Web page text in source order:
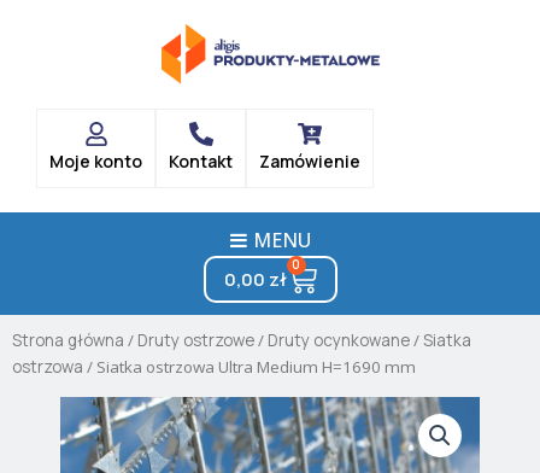
Moje konto Kontakt Zamówienie
MENU
0,00 zł
0
Cart
Strona główna / Druty ostrzowe/ Druty ocynkowane/Siatka
ostrzowa / Siatka ostrzowa Ultra Medium H=1690 mm